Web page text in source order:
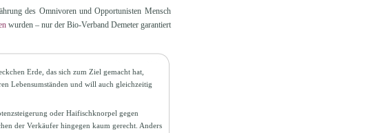
des Omnivoren und Opportunisten Mensch
wurden – nur der Bio-Verband Demeter garantiert
Erde, das sich zum Ziel gemacht hat,
Lebensumständen und will auch gleichzeitig
oder Haifischknorpel gegen
der Verkäufer hingegen kaum gerecht. Anders